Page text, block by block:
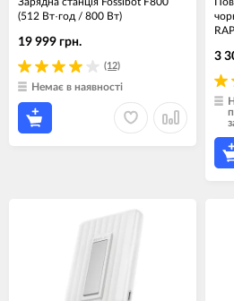
(512 Вт·год / 800 Вт)
(12)
19 999 грн.
Немає в наявності
3